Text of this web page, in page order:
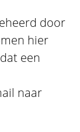
door
hier
een
naar